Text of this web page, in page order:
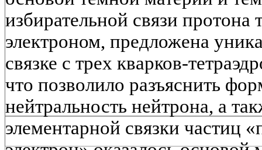
избирательной связи протона
электроном, предложена
связке с трех кварков-
что позволило разъяснить
нейтральность нейтрона, а
элементарной связки частиц